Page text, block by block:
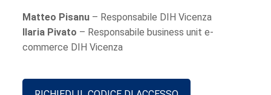
Matteo Pisanu– Responsabile DIH Vicenza
Ilaria Pivato – Responsabile business unit e-
commerce DIH Vicenza